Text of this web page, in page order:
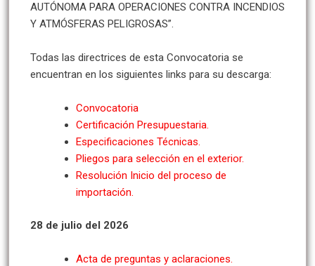
AUTÓNOMA PARA OPERACIONES CONTRA INCENDIOS
Y ATMÓSFERAS PELIGROSAS”.
Todas las directrices de esta Convocatoria se
encuentran en los siguientes links para su descarga:
Convocatoria
Certificación Presupuestaria.
Especificaciones Técnicas.
Pliegos para selección en el exterior.
Resolución Inicio del proceso de
importación.
28 de julio del 2026
Acta de preguntas y aclaraciones.